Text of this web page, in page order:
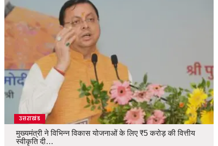
उत्तराखंड
मुख्यमंत्री ने विभिन्न विकास योजनाओं के लिए ₹5 करोड़ की वित्तीय
स्वीकृति दी…